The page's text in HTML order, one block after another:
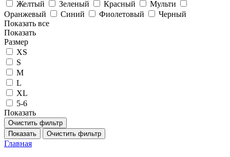
Желтый Зеленый Красный
Мульти
Оранжевый
Синий Фиолетовый
Черный
Показать все
Показать
Размер
XS
S
M
L
XL
5-6
Показать
Очистить фильтр
Показать
Очистить фильтр
Главная